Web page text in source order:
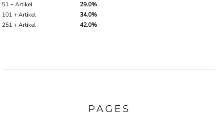
51 + Artikel
29.0%
101 + Artikel
34.0%
251 + Artikel
42.0%
PAGES